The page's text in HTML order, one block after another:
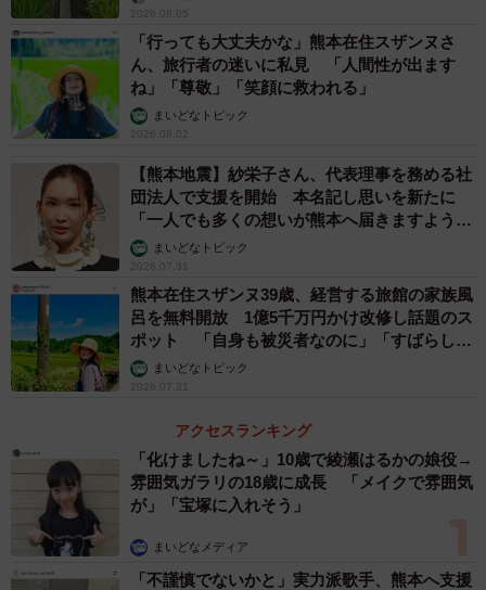
93.5%）が続きました。
一方、「地元に残った人」のなかで地元好きが多い都道府
県では、1位「兵庫県」（98.4%）、2位「愛知県」
（96.8%）、同率3位「富山県」「福岡県」（いずれも
95.2%）、5位「鹿児島県」（93.5%）という結果になりま
した。
地元が好きな理由（提供画像）
続けて、「地元が好きな理由」を複数回答で教えてもらっ
たところ、「育った地だから」（57.9％）が最も多くなっ
たほか、「住み慣れているから」（55.2％）、「家族・親
戚がいるから」（45.4％）、「思い出があるから」
2026.08.05
「行っても大丈夫かな」熊本在住スザンヌさ
ん、旅行者の迷いに私見 「人間性が出ます
ね」「尊敬」「笑顔に救われる」
まいどなトピック
2026.08.02
【熊本地震】紗栄子さん、代表理事を務める社
団法人で支援を開始 本名記し思いを新たに
「一人でも多くの想いが熊本へ届きますよう
に」まいどなトピック
2026.07.31
熊本在住スザンヌ39歳、経営する旅館の家族風
呂を無料開放 1億5千万円かけ改修し話題のス
ポット 「自身も被災者なのに」「すばらしい
支援」まいどなトピック
2026.07.31
アクセスランキング
「化けましたね～」10歳で綾瀬はるかの娘役→
雰囲気ガラリの18歳に成長 「メイクで雰囲気
が」「宝塚に入れそう」
まいどなメディア
「不謹慎でないかと」実力派歌手、熊本へ支援